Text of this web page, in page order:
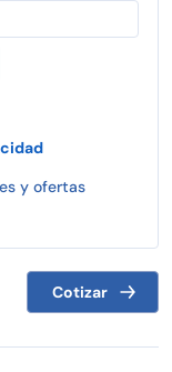
y ofertas
Cotizar